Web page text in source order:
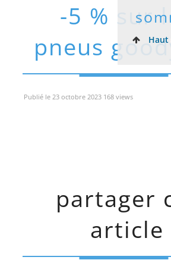
-5 % sur
pneus
Haut
Publié le 23 octobre 2023 168 views
partager
article